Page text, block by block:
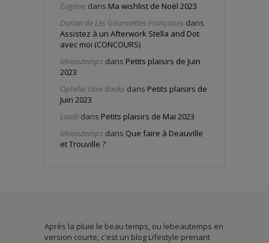
Eugénie dans Ma wishlist de Noël 2023
Dorian de Les Gourmettes Françaises dans
Assistez à un Afterwork Stella and Dot
avec moi (CONCOURS)
lebeautemps dans Petits plaisirs de Juin
2023
Ophélie Slow Books dans Petits plaisirs de
Juin 2023
Laadi dans Petits plaisirs de Mai 2023
lebeautemps dans Que faire à Deauville
et Trouville ?
Après la pluie le beau temps, ou lebeautemps en
version courte, c'est un blog Lifestyle prenant